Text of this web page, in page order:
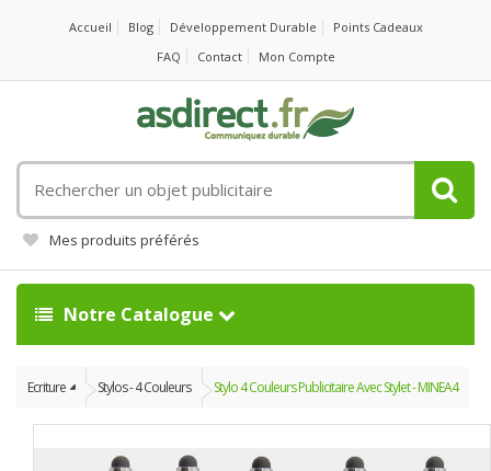
Accueil Blog Développement Durable
Points Cadeaux
FAQ
Contact Mon Compte
un
objet
publicitaire
Mes produits préférés
Notre Catalogue
Ecriture Stylos - 4 Couleurs Stylo 4 Couleurs Publicitaire Avec Stylet - MINEA4